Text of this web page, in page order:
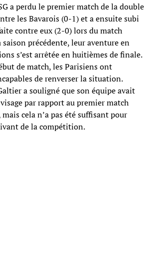
a perdu le premier match de la double
les Bavarois (0-1) et a ensuite subi
contre eux (2-0) lors du match
saison précédente, leur aventure en
s’est arrêtée en huitièmes de finale.
de match, les Parisiens ont
de renverser la situation.
a souligné que son équipe avait
par rapport au premier match
cela n’a pas été suffisant pour
de la compétition.